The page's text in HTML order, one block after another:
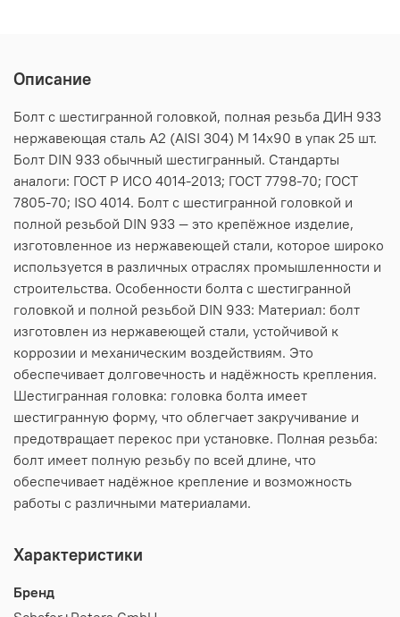
Описание
Болт с шестигранной головкой, полная резьба ДИН 933
нержавеющая сталь А2 (AISI 304) M 14х90 в упак 25 шт.
Болт DIN 933 обычный шестигранный. Стандарты
аналоги: ГОСТ Р ИСО 4014-2013; ГОСТ 7798-70; ГОСТ
7805-70; ISO 4014. Болт с шестигранной головкой и
полной резьбой DIN 933 — это крепёжное изделие,
изготовленное из нержавеющей стали, которое широко
используется в различных отраслях промышленности и
строительства. Особенности болта с шестигранной
головкой и полной резьбой DIN 933: Материал: болт
изготовлен из нержавеющей стали, устойчивой к
коррозии и механическим воздействиям. Это
обеспечивает долговечность и надёжность крепления.
Шестигранная головка: головка болта имеет
шестигранную форму, что облегчает закручивание и
предотвращает перекос при установке. Полная резьба:
болт имеет полную резьбу по всей длине, что
обеспечивает надёжное крепление и возможность
работы с различными материалами.
Характеристики
Бренд